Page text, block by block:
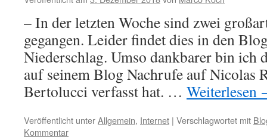
– In der letzten Woche sind zwei
gegangen. Leider findet dies in den
Niederschlag. Umso dankbarer bin ich
auf seinem Blog Nachrufe auf Nicolas
Bertolucci verfasst hat. … Weiterlesen
Veröffentlicht unterAllgemein, Internet | Verschlagwortet mit
Kommentar